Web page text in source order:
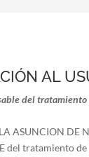
AL
del
ASUNCION DE
del tratamiento